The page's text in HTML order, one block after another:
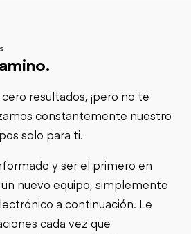
resultados, ¡pero no te
constantemente nuestro
solo para ti.
y ser el primero en
nuevo equipo, simplemente
a continuación. Le
cada vez que